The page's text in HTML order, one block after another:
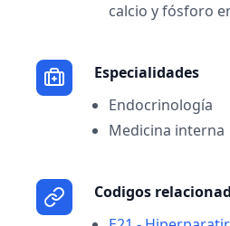
calcio y fósforo
Especialidades
Endocrinología
Medicina interna
Codigos